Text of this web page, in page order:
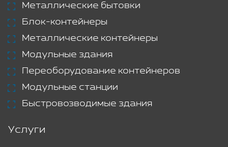
Металлические бытовки
Блок-контейнеры
Металлические контейнеры
Модульные здания
Переоборудование контейнеров
Модульные станции
Быстровозводимые здания
Услуги